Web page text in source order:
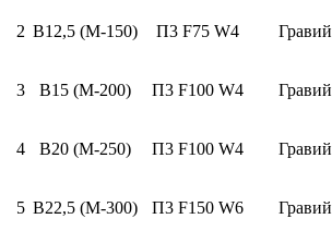
2 В12,5 (М-150) П3 F75 W4 Гравий
3 В15 (М-200) П3 F100 W4 Гравий
4 В20 (М-250) П3 F100 W4 Гравий
5 В22,5 (М-300) П3 F150 W6 Гравий